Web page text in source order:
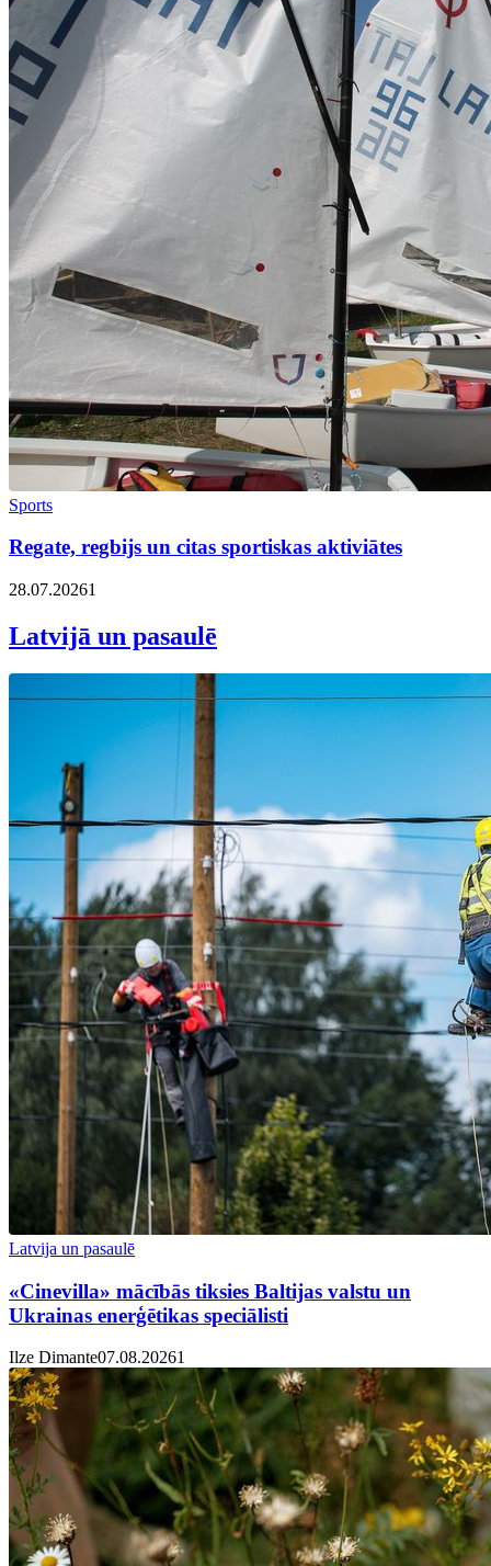
Sports
Regate, regbijs un citas sportiskas aktiviātes
28.07.20261
Latvijā un pasaulē
Latvija un pasaulē
«Cinevilla» mācībās tiksies Baltijas valstu un
Ukrainas enerģētikas speciālisti
Ilze Dimante07.08.20261